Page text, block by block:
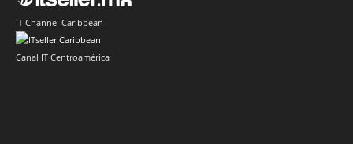
IT Channel Caribbean
Canal IT Centroamérica